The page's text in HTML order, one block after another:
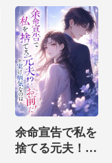
余命宣告で私を
捨てる元夫！？